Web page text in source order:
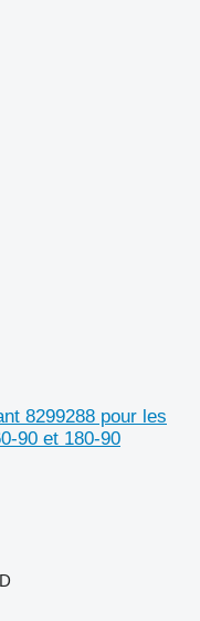
8299288 pour les
90 et 180-90